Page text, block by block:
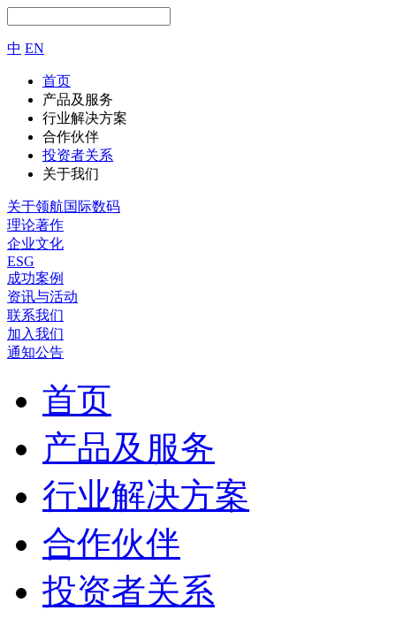
中 EN
首页
产品及服务
行业解决方案
合作伙伴
投资者关系
关于我们
关于领航国际数码
理论著作
企业文化
ESG
成功案例
资讯与活动
联系我们
加入我们
通知公告
首页
产品及服务
行业解决方案
合作伙伴
投资者关系